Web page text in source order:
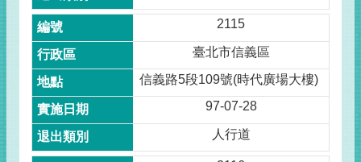
2115
臺北市信義區
信義路5段109號(時代廣場大樓)
97-07-28
人行道